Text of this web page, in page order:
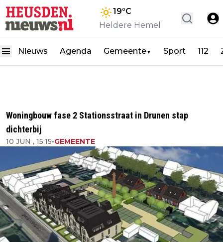
19°C
Heldere Hemel
Nieuws Agenda Gemeente▼ Sport 112
Woningbouw fase 2 Stationsstraat in Drunen stap
dichterbij
10 JUN , 15:15•GEMEENTE